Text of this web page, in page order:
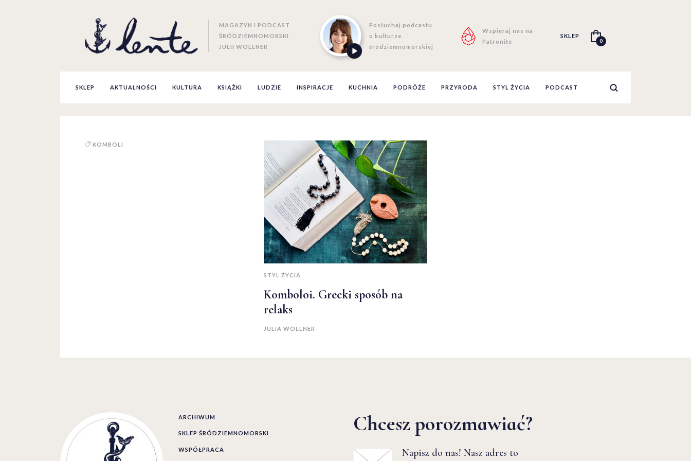
MAGAZYN I PODCAST
ŚRÓDZIEMNOMORSKI
JULII WOLLNER
Posłuchaj podcastu
o kulturze
śródziemnomorskiej
Wspieraj nas na
Patronite
SKLEP
0
SKLEP AKTUALNOŚCI KULTURA KSIĄŻKI LUDZIE INSPIRACJE KUCHNIA PODRÓŻE PRZYRODA STYL ŻYCIA PODCAST
KOMBOLI
STYL ŻYCIA
Komboloi. Grecki sposób na
relaks
JULIA WOLLNER
Chcesz porozmawiać?
Napisz do nas! Nasz adres to
ARCHIWUM
SKLEP ŚRÓDZIEMNOMORSKI
WSPÓŁPRACA